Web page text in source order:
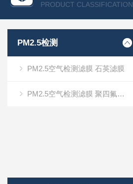
PRODUCT CLASSIFICATION
PM2.5检测
PM2.5空气检测滤膜 石英滤膜
PM2.5空气检测滤膜 聚四氟乙烯 PTFE